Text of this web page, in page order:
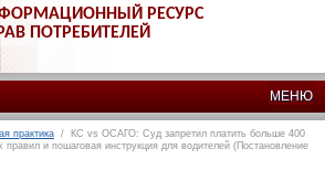
РЕСУРС
ПОТРЕБИТЕЛЕЙ
МЕНЮ
практика / КС vs ОСАГО: Суд запретил платить больше 400
и пошаговая инструкция для водителей (Постановление